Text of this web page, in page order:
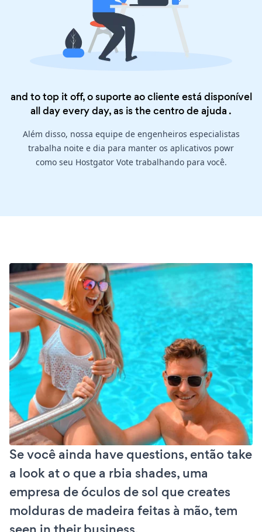
and to top it off, o suporte ao cliente está disponível
all day every day, as is thecentro de ajuda .
Além disso, nossa equipe de engenheiros especialistas
trabalha noite e dia para manter os aplicativos powr
como seu Hostgator Vote trabalhando para você.
Se você ainda have questions, então take
a look at o que a rbia shades, uma
empresa de óculos de sol que creates
molduras de madeira feitas à mão, tem